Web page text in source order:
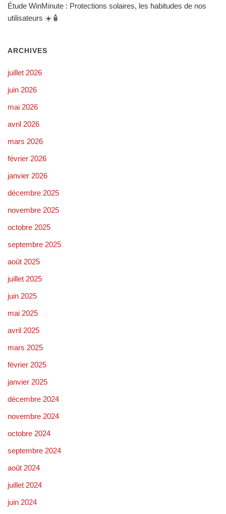
Étude WinMinute : Protections solaires, les habitudes de nos
utilisateurs ☀️🧴
ARCHIVES
juillet 2026
juin 2026
mai 2026
avril 2026
mars 2026
février 2026
janvier 2026
décembre 2025
novembre 2025
octobre 2025
septembre 2025
août 2025
juillet 2025
juin 2025
mai 2025
avril 2025
mars 2025
février 2025
janvier 2025
décembre 2024
novembre 2024
octobre 2024
septembre 2024
août 2024
juillet 2024
juin 2024